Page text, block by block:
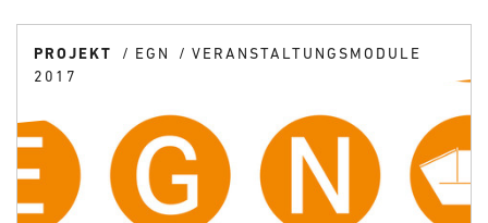
PROJEKT EGN
VERANSTALTUNGSMODULE
2017